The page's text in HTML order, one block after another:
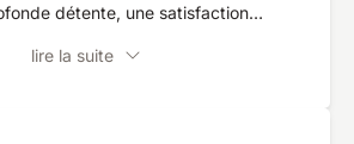
détente, une satisfaction
lire la suite